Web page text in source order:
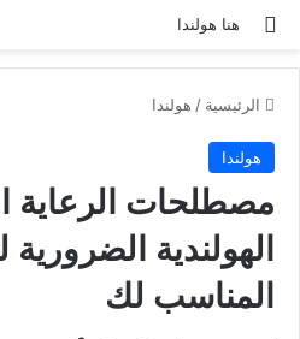
هنا هولندا
بحث عن
الرئيسية / هولندا
هولندا
مصطلحات الرعاية
الهولندية
المناسب لك